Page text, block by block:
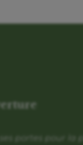
portes pour la